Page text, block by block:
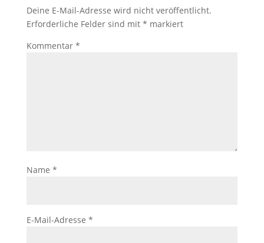
Deine E-Mail-Adresse wird nicht veröffentlicht.
Erforderliche Felder sind mit * markiert
Kommentar *
Name *
E-Mail-Adresse *